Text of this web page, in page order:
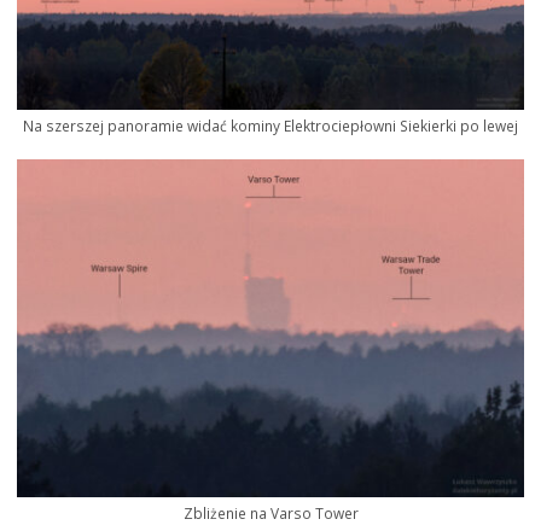
Na szerszej panoramie widać kominy Elektrociepłowni Siekierki po lewej
Zbliżenie na Varso Tower